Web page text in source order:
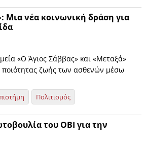
Μια νέα κοινωνική δράση για
«Ο Άγιος Σάββας» και «Μεταξά»
ποιότητας ζωής των ασθενών μέσω
Πολιτισμός
του ΟΒΙ για την